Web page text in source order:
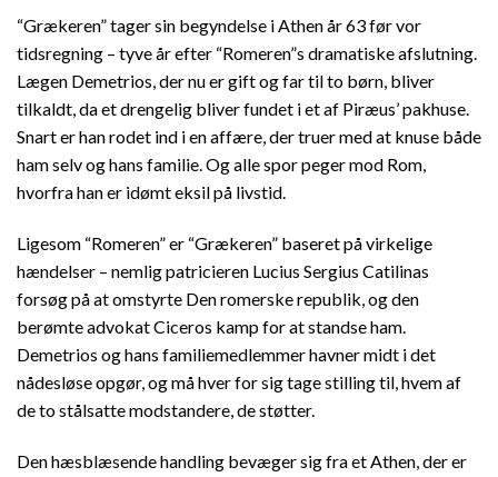
“Grækeren” tager sin begyndelse i Athen år 63 før vor
tidsregning – tyve år efter “Romeren”s dramatiske afslutning.
Lægen Demetrios, der nu er gift og far til to børn, bliver
tilkaldt, da et drengelig bliver fundet i et af Piræus’ pakhuse.
Snart er han rodet ind i en affære, der truer med at knuse både
ham selv og hans familie. Og alle spor peger mod Rom,
hvorfra han er idømt eksil på livstid.
Ligesom “Romeren” er “Grækeren” baseret på virkelige
hændelser – nemlig patricieren Lucius Sergius Catilinas
forsøg på at omstyrte Den romerske republik, og den
berømte advokat Ciceros kamp for at standse ham.
Demetrios og hans familiemedlemmer havner midt i det
nådesløse opgør, og må hver for sig tage stilling til, hvem af
de to stålsatte modstandere, de støtter.
Den hæsblæsende handling bevæger sig fra et Athen, der er